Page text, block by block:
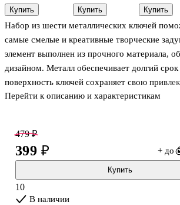
Набор из шести металлических ключей
самые смелые и креативные творческие
элемент выполнен из прочного материала,
дизайном. Металл обеспечивает долгий
поверхность ключей сохраняет свою
спустя годы. Оформление выполнено в
Комплект предназначается для взрослых и
ключа составляет 3,5х6,5 см. Благодаря
использовать в следующих техниках:
• Скрапбукинг;
Перейти к описанию и характеристикам
2 м, моток с
подвесом
Купить
стеклянных
бутылках с
пробками на
европодвесе
12 шт, ГЛ
Купить
Стержни для
клеевых
пистолетов
блестками
6шт
Купить
479 ₽
399 ₽ + до
Купить
10
В наличии